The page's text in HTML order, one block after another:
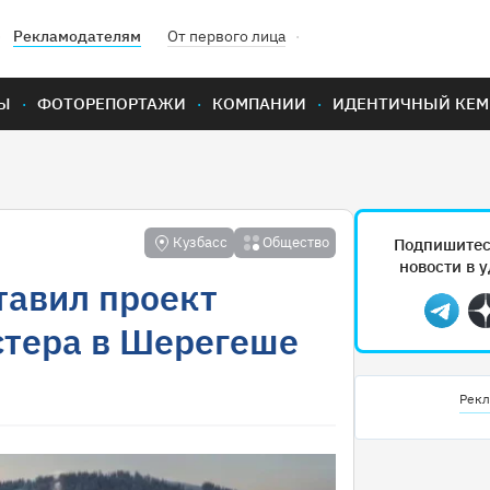
Рекламодателям От первого лица
ФОТОРЕПОРТАЖИ КОМПАНИИ ИДЕНТИЧНЫЙ
Кузбасс Общество
проект
в Шерегеше
новости в